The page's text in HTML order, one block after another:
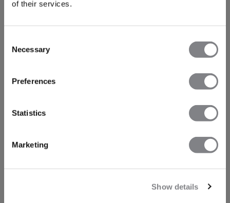
of their services.
Selection
Necessary
Preferences
Statistics
Marketing
Show details